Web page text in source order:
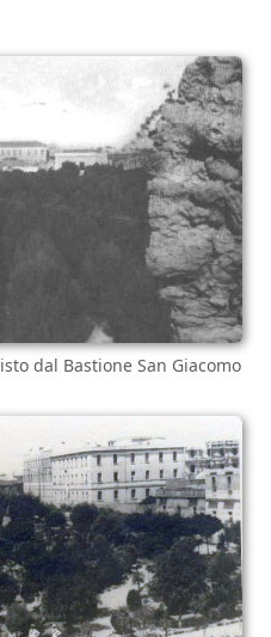
dal Bastione San Giacomo